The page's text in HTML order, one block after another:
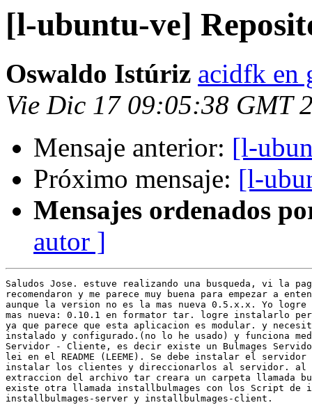
[l-ubuntu-ve]
Oswaldo Istúriz acidfk en
Vie Dic 17 09:05:38 GMT
Mensaje anterior: [l-
Próximo mensaje: [l-
Mensajes ordenados
autor ]
Saludos Jose. estuve realizando una busqueda, vi la
recomendaron y me parece muy buena para empezar a
aunque la version no es la mas nueva 0.5.x.x. Yo logre
mas nueva: 0.10.1 en formator tar. logre instalarlo
ya que parece que esta aplicacion es modular. y
instalado y configurado.(no lo he usado) y funciona
Servidor - Cliente, es decir existe un Bulmages
lei en el README (LEEME). Se debe instalar el
instalar los clientes y direccionarlos al servidor.
extraccion del archivo tar creara un carpeta llamada
existe otra llamada installbulmages con los Script de
installbulmages-server y installbulmages-client.